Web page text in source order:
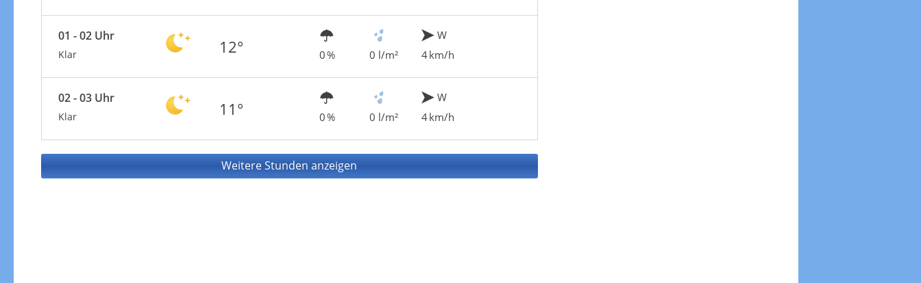
01 - 02 Uhr
Klar 12° 0 % 0 l/m²
W
4 km/h
02 - 03 Uhr
Klar 11° 0 % 0 l/m²
W
4 km/h
Weitere Stunden anzeigen